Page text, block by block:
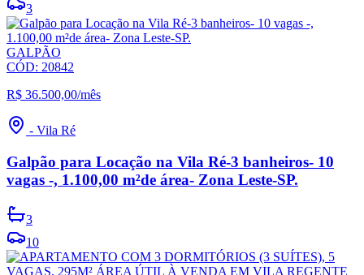
3
GALPÃO
CÓD: 20842
R$ 36.500,00/mês
- Vila Ré
Galpão para Locação na Vila Ré-3 banheiros- 10
vagas -, 1.100,00 m²de área- Zona Leste-SP.
3
10